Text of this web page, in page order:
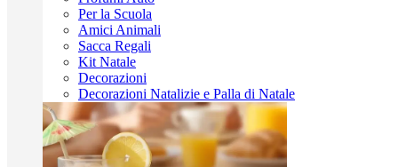
Per la Scuola
Amici Animali
Sacca Regali
Kit Natale
Decorazioni
Decorazioni Natalizie e Palla di Natale